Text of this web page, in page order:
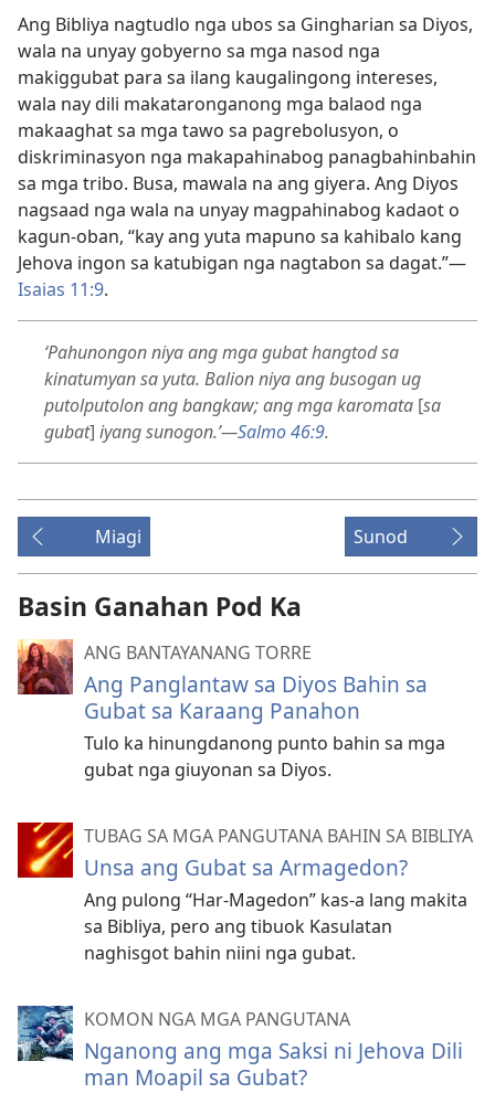
Ang Bibliya nagtudlo nga ubos sa Gingharian sa Diyos,
wala na unyay gobyerno sa mga nasod nga
makiggubat para sa ilang kaugalingong intereses,
wala nay dili makataronganong mga balaod nga
makaaghat sa mga tawo sa pagrebolusyon, o
diskriminasyon nga makapahinabog panagbahinbahin
sa mga tribo. Busa, mawala na ang giyera. Ang Diyos
nagsaad nga wala na unyay magpahinabog kadaot o
kagun-oban, “kay ang yuta mapuno sa kahibalo kang
Jehova ingon sa katubigan nga nagtabon sa dagat.”​—
Isaias 11:9.
‘Pahunongon niya ang mga gubat hangtod sa
kinatumyan sa yuta. Balion niya ang busogan ug
putolputolon ang bangkaw; ang mga karomata [sa
gubat] iyang sunogon.’​—Salmo 46:9.
Miagi Sunod
Basin Ganahan Pod Ka
ANG BANTAYANANG TORRE
Ang Panglantaw sa Diyos Bahin sa
Gubat sa Karaang Panahon
Tulo ka hinungdanong punto bahin sa mga
gubat nga giuyonan sa Diyos.
TUBAG SA MGA PANGUTANA BAHIN SA BIBLIYA
Unsa ang Gubat sa Armagedon?
Ang pulong “Har-Magedon” kas-a lang makita
sa Bibliya, pero ang tibuok Kasulatan
naghisgot bahin niini nga gubat.
KOMON NGA MGA PANGUTANA
Nganong ang mga Saksi ni Jehova Dili
man Moapil sa Gubat?